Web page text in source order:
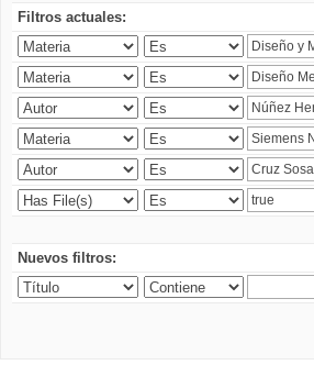
Filtros actuales:
Nuevos filtros: